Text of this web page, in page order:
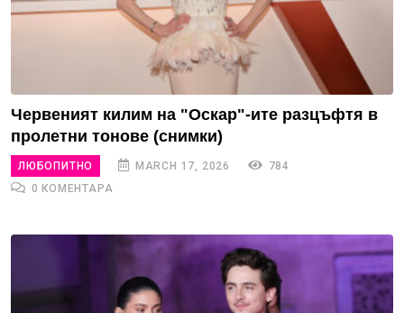
Червеният килим на "Оскар"-ите разцъфтя в
пролетни тонове (снимки)
ЛЮБОПИТНО MARCH 17, 2026
784
0 КОМЕНТАРА